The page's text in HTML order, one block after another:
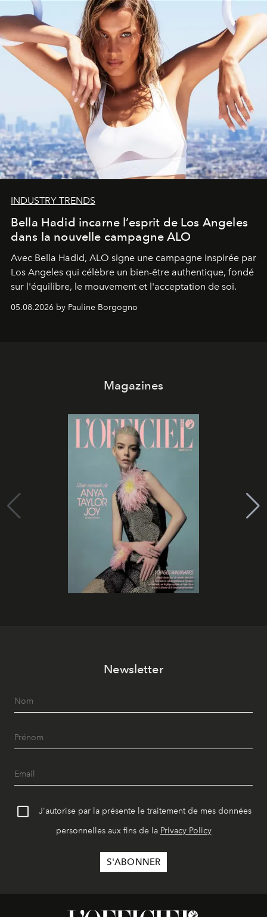
INDUSTRY TRENDS
Bella Hadid incarne l’esprit de Los Angeles
dans la nouvelle campagne ALO
Avec Bella Hadid, ALO signe une campagne inspirée par
Los Angeles qui célèbre un bien-être authentique, fondé
sur l'équilibre, le mouvement et l'acceptation de soi.
05.08.2026 by Pauline Borgogno
Magazines
Newsletter
J'autorise par la présente le traitement de mes données
personnelles aux fins de la Privacy Policy